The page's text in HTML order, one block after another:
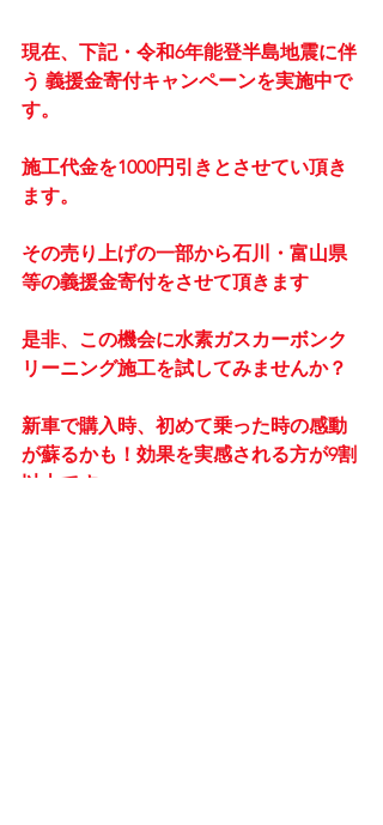
現在、下記・令和6年能登半島地震に伴
う 義援金寄付キャンペーンを実施中で
す。
施工代金を1000円引きとさせてい頂き
ます。
その売り上げの一部から石川・富山県
等の義援金寄付をさせて頂きます
是非、この機会に水素ガスカーボンク
リーニング施工を試してみませんか？
新車で購入時、初めて乗った時の感動
が蘇るかも！効果を実感される方が9割
以上です。